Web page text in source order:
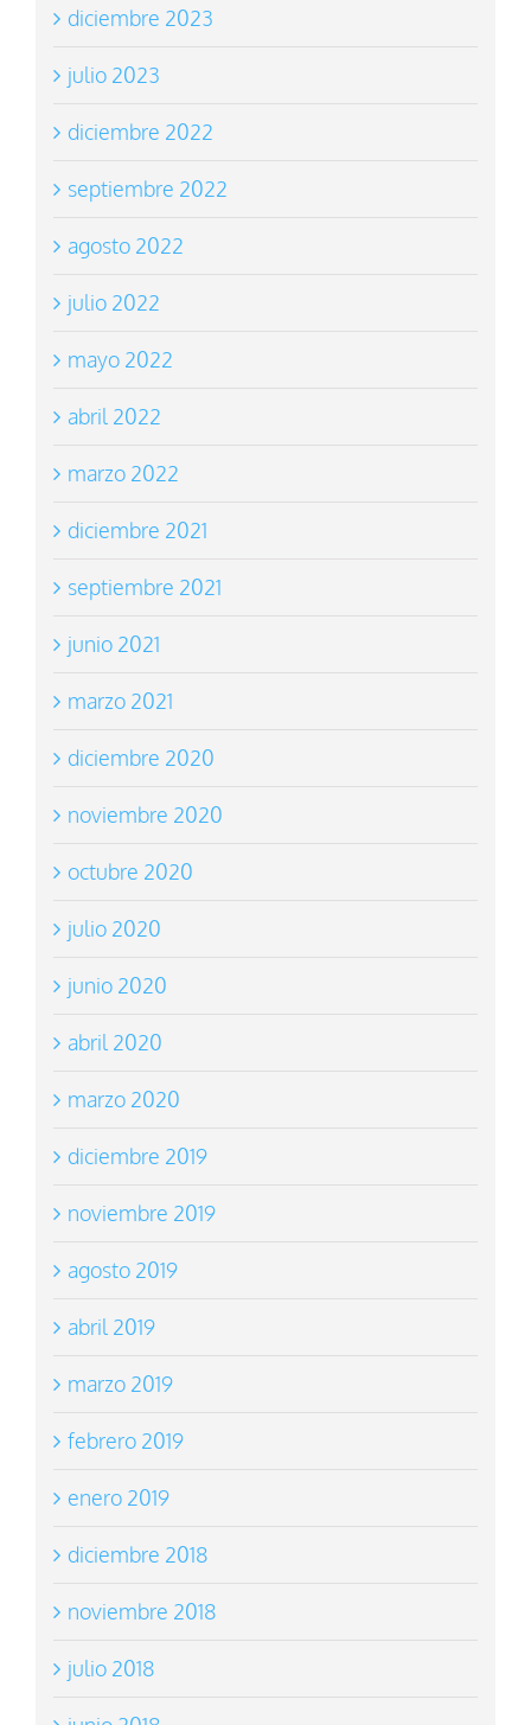
diciembre 2023
julio 2023
diciembre 2022
septiembre 2022
agosto 2022
julio 2022
mayo 2022
abril 2022
marzo 2022
diciembre 2021
septiembre 2021
junio 2021
marzo 2021
diciembre 2020
noviembre 2020
octubre 2020
julio 2020
junio 2020
abril 2020
marzo 2020
diciembre 2019
noviembre 2019
agosto 2019
abril 2019
marzo 2019
febrero 2019
enero 2019
diciembre 2018
noviembre 2018
julio 2018